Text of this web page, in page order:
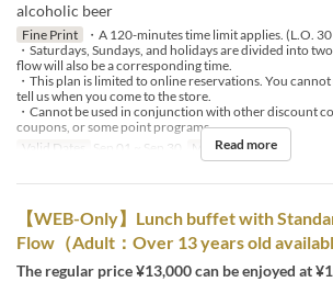
alcoholic beer
Fine Print
・A 120-minutes time limit applies. (L.O.
・Saturdays, Sundays, and holidays are divided into
flow will also be a corresponding time.
・This plan is limited to online reservations. You
tell us when you come to the store.
・Cannot be used in conjunction with other discount
coupons, or some point programs.
Valid Dates
Sep 01 ~ Sep 30 Meals Lunch
Read more
【WEB-Only】Lunch buffet with
Flow（Adult：Over 13 years old
The regular price ¥13,000 can be enjoyed at